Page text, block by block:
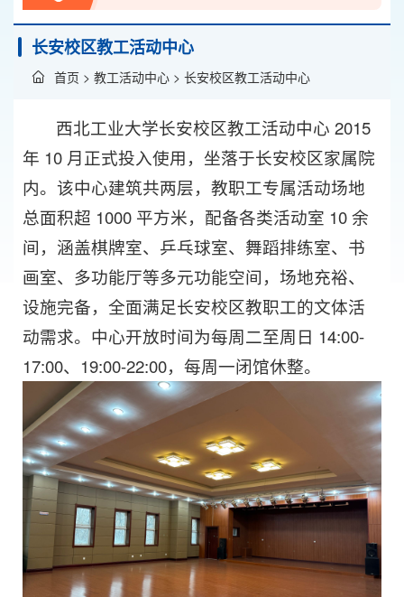
长安校区教工活动中心
首页 > 教工活动中心 > 长安校区教工活动中心
西北工业大学长安校区教工活动中心 2015
年 10 月正式投入使用，坐落于长安校区家属院
内。该中心建筑共两层，教职工专属活动场地
总面积超 1000 平方米，配备各类活动室 10 余
间，涵盖棋牌室、乒乓球室、舞蹈排练室、书
画室、多功能厅等多元功能空间，场地充裕、
设施完备，全面满足长安校区教职工的文体活
动需求。中心开放时间为每周二至周日 14:00-
17:00、19:00-22:00，每周一闭馆休整。